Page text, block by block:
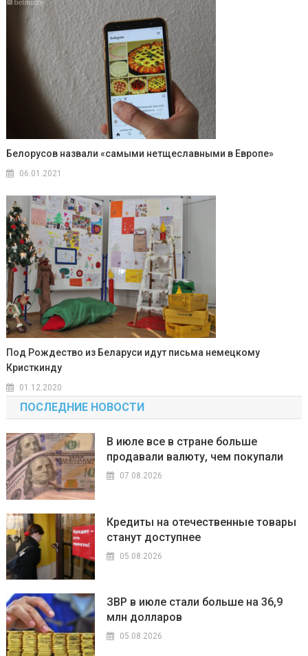
Белорусов назвали «самыми нетщеславными в Европе»
06.01.2021
Под Рождество из Беларуси идут письма немецкому
Кристкинду
01.12.2020
ПОСЛЕДНИЕ НОВОСТИ
В июле все в стране больше
продавали валюту, чем покупали
07.08.2026
Кредиты на отечественные товары
станут доступнее
05.08.2026
ЗВР в июле стали больше на 36,9
млн долларов
05.08.2026